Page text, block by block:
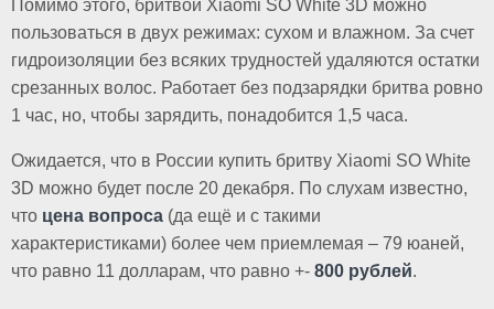
Помимо этого, бритвой Xiaomi SO White 3D можно
пользоваться в двух режимах: сухом и влажном. За счет
гидроизоляции без всяких трудностей удаляются остатки
срезанных волос. Работает без подзарядки бритва ровно
1 час, но, чтобы зарядить, понадобится 1,5 часа.
Ожидается, что в России купить бритву Xiaomi SO White
3D можно будет после 20 декабря. По слухам известно,
что цена вопроса (да ещё и с такими
характеристиками) более чем приемлемая – 79 юаней,
что равно 11 долларам, что равно +- 800 рублей.